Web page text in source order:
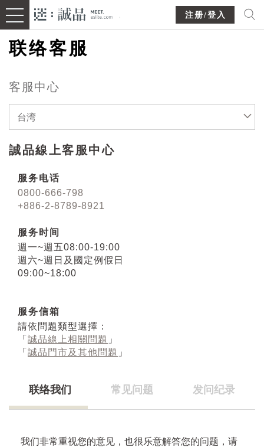
注册/登入
联络客服
客服中心
台湾
誠品線上客服中心
服务电话
0800-666-798
+886-2-8789-8921
服务时间
週一~週五08:00-19:00
週六~週日及國定例假日
09:00~18:00
服务信箱
請依問題類型選擇：
「 誠品線上相關問題 」
「 誠品門市及其他問題 」
联络我们 常见问题 发问纪录
我们非常重视您的意见，也很乐意解答您的问题，请